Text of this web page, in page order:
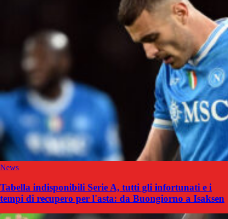
News
Tabella indisponibili Serie A, tutti gli infortunati e i
tempi di recupero per l'asta: da Buongiorno a Isaksen